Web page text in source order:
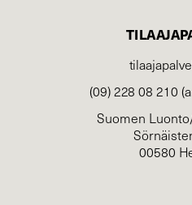
(09) 228 08 210
Suomen
00580